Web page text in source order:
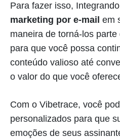
Para fazer isso, Integrando
marketing por e-mail em
maneira de torná-los
para que você possa
conteúdo valioso até
o valor do que você
Com o Vibetrace, você
personalizados para que
emoções de seus